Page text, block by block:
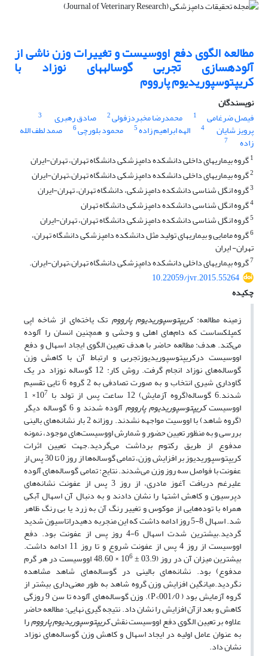
مطالعه الگوی دفع اووسیست و تغییرات وزن ناشی از
آلودهسازی تجربی گوسالههای نوزاد با
کریپتوسپوریدیوم پارووم
نویسندگان
فیصل ضرغامی
1 محمدرضا مخبردزفولی2 صادق رهبری 3
پرویز شایان 4 الهه ابراهیم زاده5 محمود بلورچی6 صمد لطف الله
زاده
7
1گروه بیماریهای داخلی دانشکده دامپزشکی دانشگاه تهران، تهران-ایران
2گروه بیماریهای داخلی دانشکده دامپزشکی دانشگاه تهران،تهران-ایران
3گروه انگل شناسی دانشکده دامپزشکی، دانشگاه تهران، تهران-ایران
4گروه انگل شناسی دانشکده دامپزشکی دانشگاه تهران
5گروه انگل شناسی دانشکده دامپزشکی دانشگاه تهران، تهران-ایران
6گروه مامایی و بیماریهای تولید مثل دانشکده دامپزشکی دانشگاه تهران،
تهران- ایران
7گروه بیماریهای داخلی دانشکده دامپزشکی دانشگاه تهران،تهران-ایران.
10.22059/jvr.2015.55264
چکیده
زمینه مطالعه:کریپتوسپوریدیوم پارووم تک یاخته‌ای از شاخه اپی
کمپلکساست که دام‌های اهلی و وحشی و همچنین انسان را آلوده
می‌کند. هدف: مطالعه حاضر با هدف تعیین الگوی ایجاد اسهال و دفع
اووسیست درکریپتوسپوریدیوزتجربی و ارتباط آن با کاهش وزن
گوساله‌های نوزاد انجام گرفت. روش کار: 12 گوساله نوزاد در یک
گاوداری شیری انتخاب و به صورت تصادفی به 2 گروه 6 تایی تقسیم
شدند.6 گوساله(گروه آزمایش) 12 ساعت پس از تولد با 10 7
× 1
اووسیستکریپتوسپوریدیوم پارووم آلوده شدند و 6 گوساله دیگر
(گروه شاهد) با اووسیت مواجهه نشدند. روزانه 2 بار نشانه‌های بالینی
بررسی و به منظور تعیین حضور و شمارش اووسیست‌های موجود، نمونه
مدفوع از طریق رکتوم برداشت می‌گردید.جهت تعیین اثرات
کریپتوسپوریدیوز بر افزایش وزن، تمامی گوساله‌ها از روز 0 تا 30 پس از
عفونت با فواصل سه روز وزن می‌شدند. نتایج: تمامی گوساله‌های آلوده
علیرغم دریافت آغوز مادری، از روز 3 پس از عفونت نشانه‌های
دپرسیون و کاهش اشتها را نشان دادند و به دنبال آن اسهال آبکی
همراه با توده‌هایی از موکوس و تغییر رنگ آن به زرد یا بی رنگ ظاهر
شد. اسهال 8-5 روز ادامه داشت که این منجربه دهیدراتاسیون شدید
گردید.بیشترین شدت اسهال 6-4 روز پس از عفونت بود. دفع
اووسیست از روز 4 پس از عفونت شروع و تا روز 11 ادامه داشت.
بیشترین میزان آن در روز (03.9 ± 10 6 × 48.60 اووسیست در هر گرم
مدفوع) بود. نشانه‌های بالینی در گوساله‌های شاهد مشاهده
نگردید.میانگین افزایش وزن گروه شاهد به طور معنی‌داری بیشتر از
گروه آزمایش بود ( 001/0>P). وزن گوساله‌های آلوده تا سن 9 روزگی
کاهش و بعد ازآن افزایش را نشان داد. نتیجه گیری نهایی: مطالعه حاضر
علاوه بر تعیین الگوی دفع اووسیست نقشکریپتوسپوریدیوم پاروومرا
به عنوان عامل اولیه در ایجاد اسهال و کاهش وزن گوساله‌های نوزاد
نشان داد.